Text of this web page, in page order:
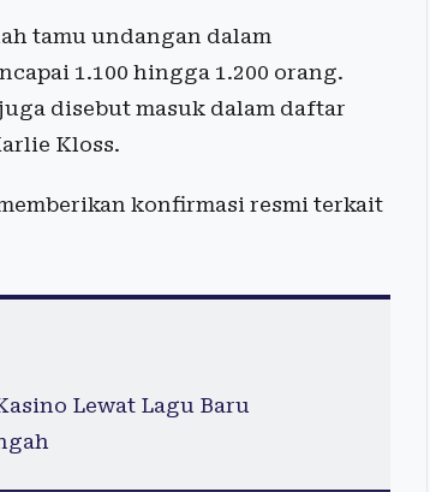
tamu undangan dalam
1.100 hingga 1.200 orang.
disebut masuk dalam daftar
Kloss.
konfirmasi resmi terkait
Lewat Lagu Baru